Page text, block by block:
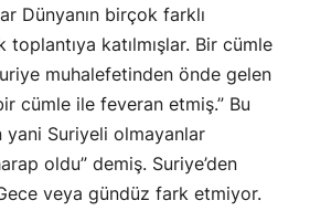
Dünyanın birçok farklı
toplantıya katılmışlar. Bir cümle
muhalefetinden önde gelen
cümle ile feveran etmiş.” Bu
yani Suriyeli olmayanlar
oldu” demiş. Suriye’den
veya gündüz fark etmiyor.